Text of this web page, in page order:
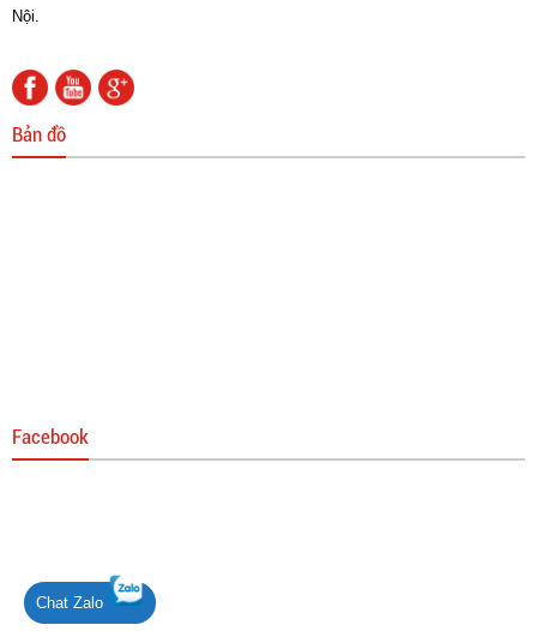
Nội.
Bản đồ
Facebook
Chat Zalo